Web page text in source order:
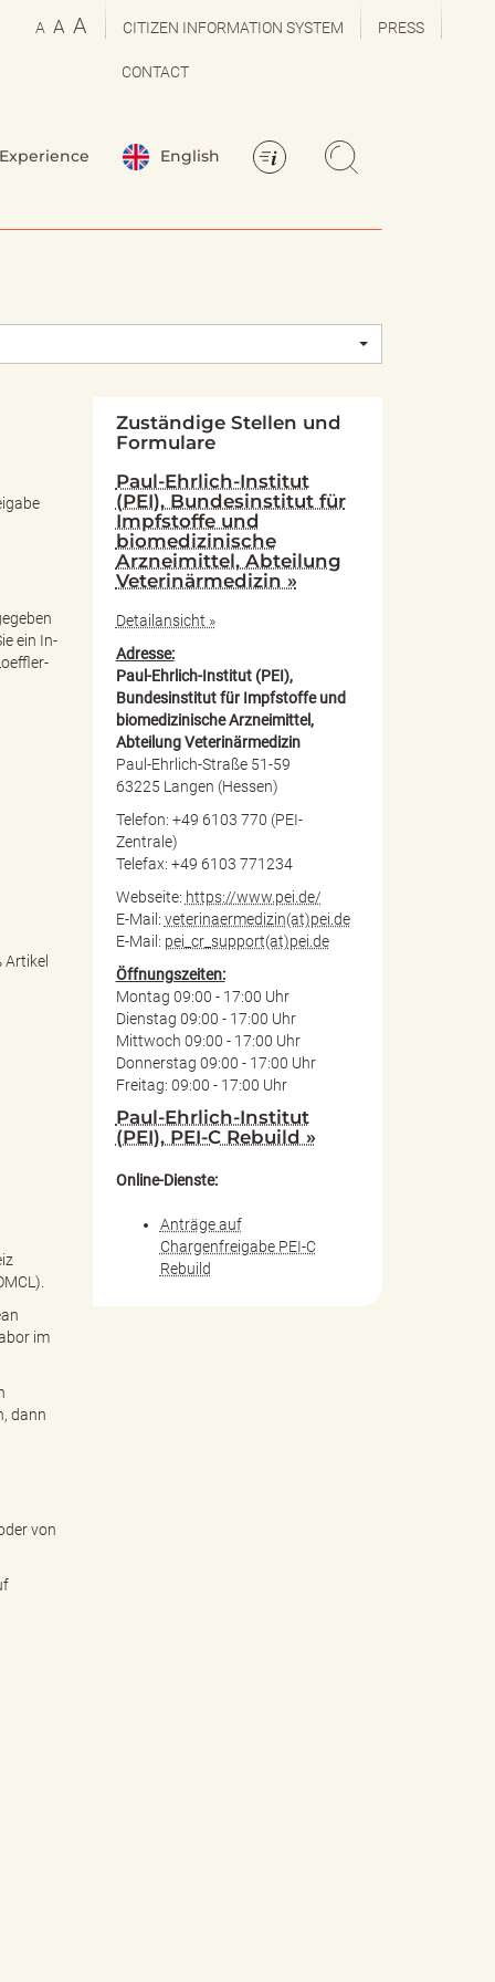
A A A CITIZEN INFORMATION SYSTEM PRESS
CONTACT
Experience English
ein In-
im
dann
von
Zuständige Stellen und
Formulare
Paul-Ehrlich-Institut
(PEI), Bundesinstitut für
Impfstoffe und
biomedizinische
Arzneimittel, Abteilung
Veterinärmedizin »
Detailansicht »
Adresse:
Paul-Ehrlich-Institut (PEI),
Bundesinstitut für Impfstoffe und
biomedizinische Arzneimittel,
Abteilung Veterinärmedizin
Paul-Ehrlich-Straße 51-59
63225 Langen (Hessen)
Telefon: +49 6103 770 (PEI-
Zentrale)
Telefax: +49 6103 771234
Webseite: https://www.pei.de/
E-Mail: veterinaermedizin(at)pei.de
E-Mail: pei_cr_support(at)pei.de
Öffnungszeiten:
Montag 09:00 - 17:00 Uhr
Dienstag 09:00 - 17:00 Uhr
Mittwoch 09:00 - 17:00 Uhr
Donnerstag 09:00 - 17:00 Uhr
Freitag: 09:00 - 17:00 Uhr
Paul-Ehrlich-Institut
(PEI), PEI-C Rebuild »
Online-Dienste:
Anträge auf
Chargenfreigabe PEI-C
Rebuild